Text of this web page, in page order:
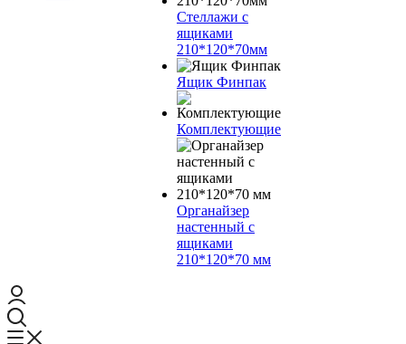
Стеллажи с
ящиками
210*120*70мм
Ящик Финпак
Комплектующие
Органайзер
настенный с
ящиками
210*120*70 мм